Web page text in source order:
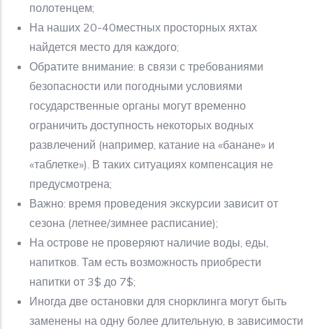
полотенцем;
На наших 20-40местных просторных яхтах
найдется место для каждого;
Обратите внимание: в связи с требованиями
безопасности или погодными условиями
государственные органы могут временно
ограничить доступность некоторых водных
развлечений (например, катание на «банане» и
«таблетке»). В таких ситуациях компенсация не
предусмотрена;
Важно: время проведения экскурсии зависит от
сезона (летнее/зимнее расписание);
На острове не проверяют наличие воды, еды,
напитков. Там есть возможность приобрести
напитки от 3$ до 7$;
Иногда две остановки для снорклинга могут быть
заменены на одну более длительную, в зависимости